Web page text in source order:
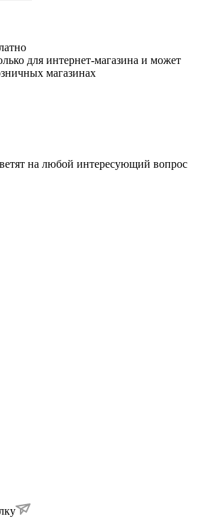
для интернет-магазина и может
магазинах
на любой интересующий вопрос